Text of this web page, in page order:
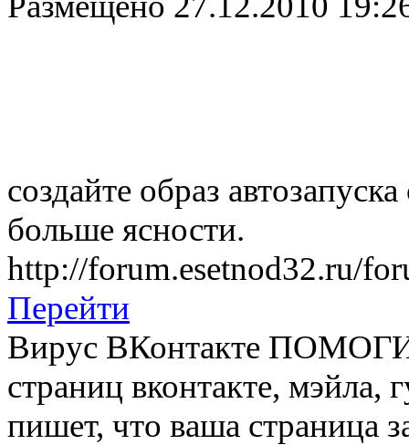
создайте образ
больше ясности.
http://forum.esetnod32.ru/
Перейти
Вирус ВКонтакте
страниц вконтакте, мэйла,
пишет, что ваша страница